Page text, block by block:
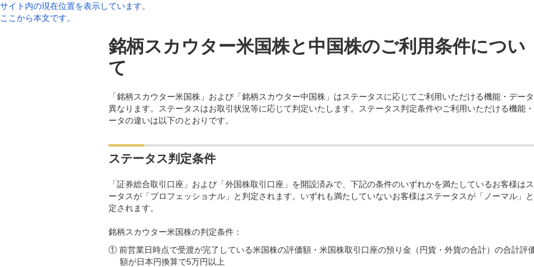
サイト内の現在位置を表示しています。
ここから本文です。
銘柄スカウター米国株と中国株のご利用条件につい
て
「銘柄スカウター米国株」および「銘柄スカウター中国株」はステータスに応じてご利用いただける機能・デー
異なります。ステータスはお取引状況等に応じて判定いたします。ステータス判定条件やご利用いただける機能
ータの違いは以下のとおりです。
ステータス判定条件
「証券総合取引口座」および「外国株取引口座」を開設済みで、下記の条件のいずれかを満たしているお客様は
ータスが「プロフェッショナル」と判定されます。いずれも満たしていないお客様はステータスが「ノーマル」と
定されます。
銘柄スカウター米国株の判定条件：
① 前営業日時点で受渡が完了している米国株の評価額・米国株取引口座の預り金（円貨・外貨の合計）の合計評
額が日本円換算で5万円以上